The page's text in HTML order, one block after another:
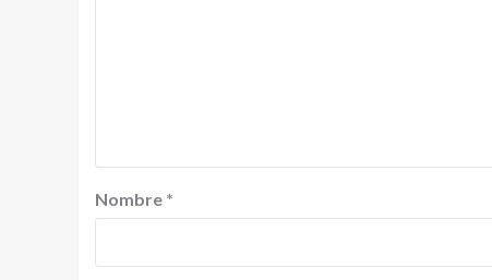
Nombre *